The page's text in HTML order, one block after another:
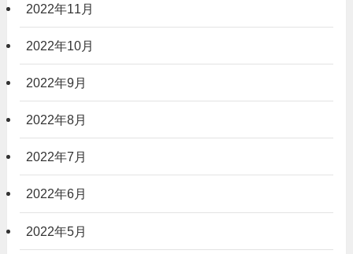
2022年11月
2022年10月
2022年9月
2022年8月
2022年7月
2022年6月
2022年5月